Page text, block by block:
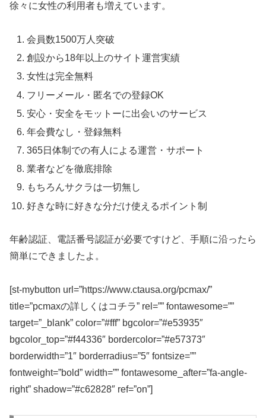
徐々に女性の利用者も増えています。
会員数1500万人突破
創設から18年以上のサイト運営実績
女性は完全無料
フリーメール・匿名での登録OK
安心・安全をモットーに出会いのサービス
年会費なし・登録無料
365日体制での有人による運営・サポート
業者などを徹底排除
もちろんサクラは一切無し
好きな時に好きな分だけ使えるポイント制
年齢認証、電話番号認証が必要ですけど、手順に沿ったら
簡単にできましたよ。
[st-mybutton url=”https://www.ctausa.org/pcmax/”
title=”pcmaxの詳しくはコチラ” rel=”” fontawesome=””
target=”_blank” color=”#fff” bgcolor=”#e53935″
bgcolor_top=”#f44336″ bordercolor=”#e57373″
borderwidth=”1″ borderradius=”5″ fontsize=””
fontweight=”bold” width=”” fontawesome_after=”fa-angle-
right” shadow=”#c62828″ ref=”on”]